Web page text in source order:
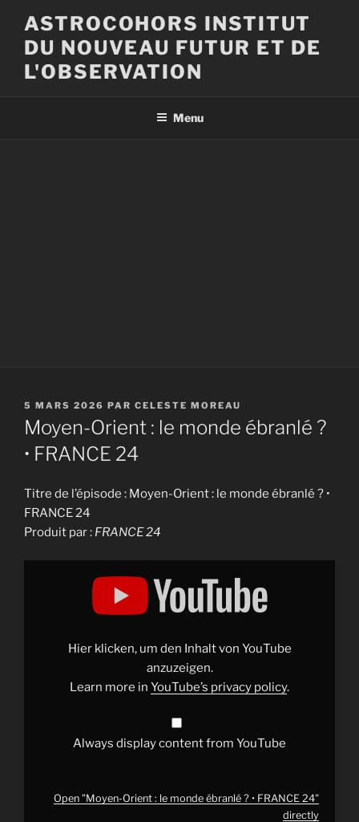
contenu
principal
ASTROCOHORS INSTITUT
DU NOUVEAU FUTUR ET DE
L'OBSERVATION
Menu
PUBLIÉ
LE
5 MARS 2026 PAR CELESTE MOREAU
Moyen-Orient : le monde ébranlé ?
• FRANCE 24
Titre de l’épisode : Moyen-Orient : le monde ébranlé ? •
FRANCE 24
Produit par : FRANCE 24
Display
Hier klicken, um den Inhalt von YouTube
anzuzeigen.
Learn more in YouTube’s privacy policy.
Always display content from YouTube
Open "Moyen-Orient : le monde ébranlé ? • FRANCE 24"
directly